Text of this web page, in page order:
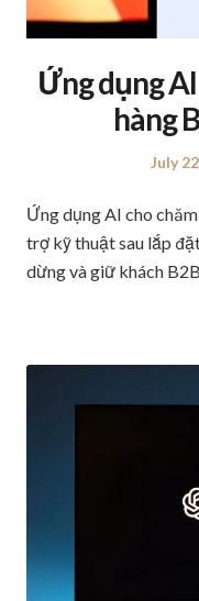
Ứng dụng
hàng
July
Ứng dụng AI cho
trợ kỹ thuật sau lắp
dừng và giữ khách